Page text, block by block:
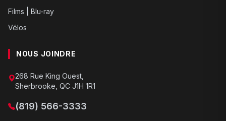
Films | Blu-ray
Vélos
NOUS JOINDRE
268 Rue King Ouest,
Sherbrooke, QC J1H 1R1
(819) 566-3333